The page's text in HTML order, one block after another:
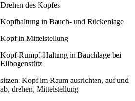
Drehen des Kopfes
Kopfhaltung in Bauch- und Rückenlage
Kopf in Mittelstellung
Kopf-Rumpf-Haltung in Bauchlage bei
Ellbogenstütz
sitzen: Kopf im Raum ausrichten, auf und
ab, drehen, Mittelstellung